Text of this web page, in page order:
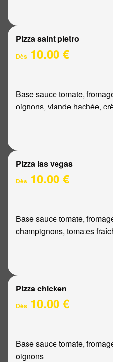
Pizza saint pietro
Dès 10.00 €
Base sauce tomate,
oignons, viande hachée,
Pizza las vegas
Dès 10.00 €
Base sauce tomate,
champignons, tomates
Pizza chicken
Dès 10.00 €
Base sauce tomate,
oignons